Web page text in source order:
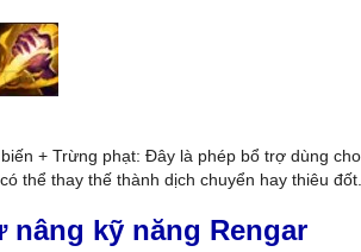
+ Trừng phạt: Đây là phép bổ trợ dùng
thể thay thế thành dịch chuyển hay thiêu đốt.
nâng kỹ năng Rengar